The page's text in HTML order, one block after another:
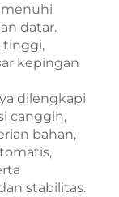
datar.
tinggi,
kepingan
dilengkapi
canggih,
bahan,
stabilitas.